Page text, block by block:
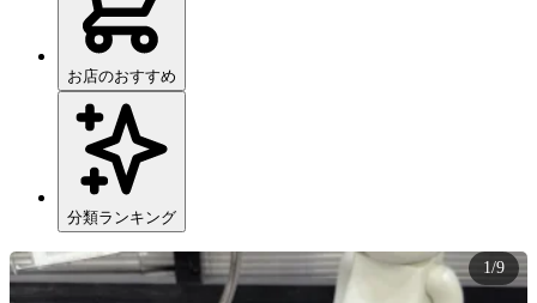
1/9
お店のおすすめ
分類ランキング